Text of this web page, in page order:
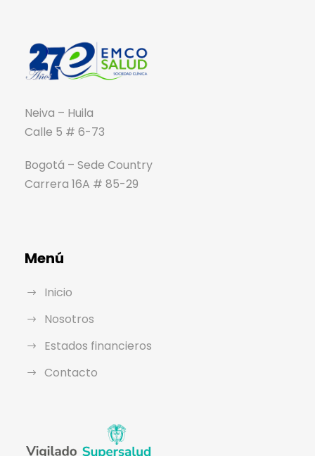
Neiva – Huila
Calle 5 # 6-73
Bogotá – Sede Country
Carrera 16A # 85-29
Menú
Inicio
Nosotros
Estados financieros
Contacto